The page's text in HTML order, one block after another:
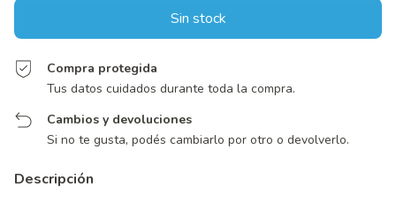
Compra protegida
Tus datos cuidados durante toda la compra.
Cambios y devoluciones
Si no te gusta, podés cambiarlo por otro o devolverlo.
Descripción